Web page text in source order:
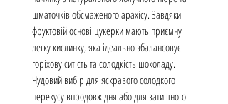
шматочків обсмаженого арахісу. Завдяки
фруктовій основі цукерки мають приємну
легку кислинку, яка ідеально збалансовує
горіхову ситість та солодкість шоколаду.
Чудовий вибір для яскравого солодкого
перекусу впродовж дня або для затишного